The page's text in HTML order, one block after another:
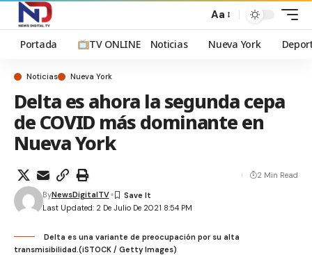
Aa
Portada TV ONLINE Noticias Nueva York
Noticias Nueva York
Delta es ahora la segunda cepa
de COVID más dominante en
Nueva York
Last Updated: 2 De Julio De 2021 8:54 PM
ByNewsDigitalTV
2 Min Read
Delta es una variante de preocupación por su alta
transmisibilidad.(iSTOCK / Getty Images)